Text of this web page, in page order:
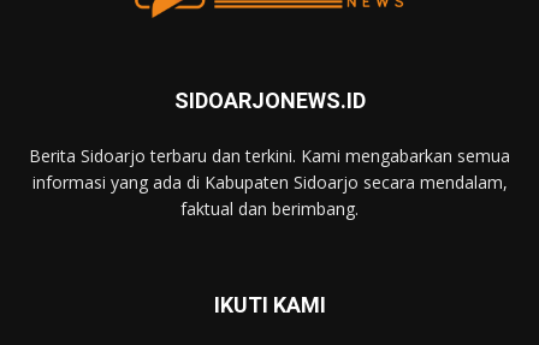
SIDOARJONEWS.ID
Berita Sidoarjo terbaru dan terkini. Kami mengabarkan semua
informasi yang ada di Kabupaten Sidoarjo secara mendalam,
faktual dan berimbang.
IKUTI KAMI